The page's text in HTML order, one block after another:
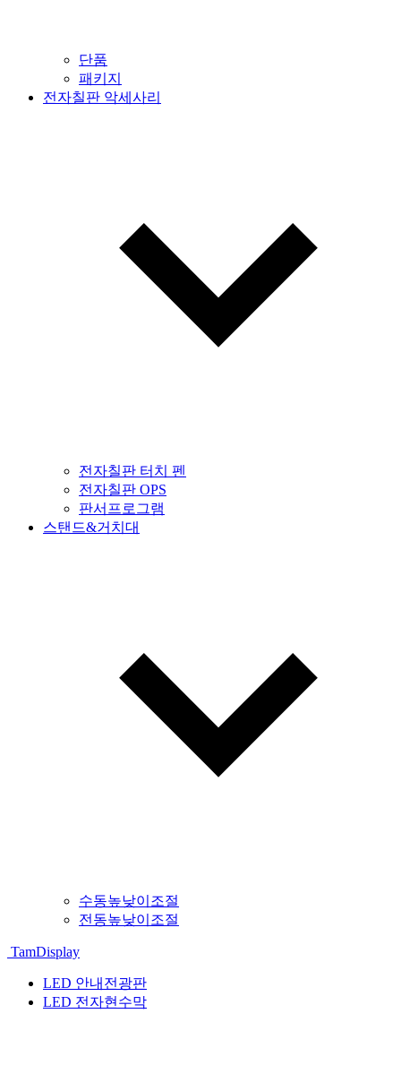
단품
패키지
전자칠판 악세사리
전자칠판 터치 펜
전자칠판 OPS
판서프로그램
스탠드&거치대
수동높낮이조절
전동높낮이조절
TamDisplay
LED 안내전광판
LED 전자현수막